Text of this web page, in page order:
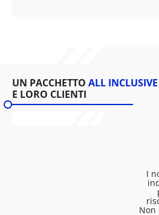
UN PACCHETTO ALL INCLUSIVE
E LORO CLIENTI
I
Non